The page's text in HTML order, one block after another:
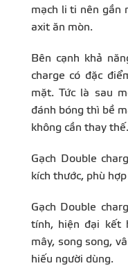
mạch li ti nên gần
axit ăn mòn.
Bên cạnh khả
charge có đặc
mặt. Tức là sau
đánh bóng thì bề
không cần thay thế.
Gạch Double
kích thước, phù
Gạch Double
tính, hiện đại kết
mây, song song,
hiếu người dùng.